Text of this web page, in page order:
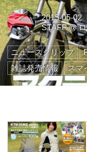
2015-05-02
STAFF@
ニュースクリップ
雑誌発売情報
スマ